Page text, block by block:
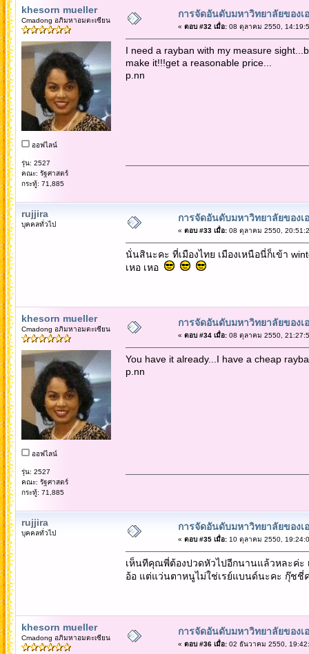
khesorn mueller
Cmadong อภิมหาอมตะเซียน
ออฟไลน์
รุ่น: 2527
คณะ: รัฐศาสตร์
กระทู้: 71,885
การจัดอันดับมหาวิทยาลัยของเ
« ตอบ #32 เมื่อ:08 ตุลาคม 2550,
I need a rayban with my measure
make it!!!get a reasonable price...
p.nn
rujjira
บุคคลทั่วไป
การจัดอันดับมหาวิทยาลัยของเ
« ตอบ #33 เมื่อ:08 ตุลาคม 2550,
นั่นสินะคะ ที่เมืองไทย เมืองเหนือนี่ก็เข้า
เหอ เหอ
khesorn mueller
Cmadong อภิมหาอมตะเซียน
ออฟไลน์
รุ่น: 2527
คณะ: รัฐศาสตร์
กระทู้: 71,885
การจัดอันดับมหาวิทยาลัยของเ
« ตอบ #34 เมื่อ:08 ตุลาคม 2550,
You have it already...I have a cheap
p.nn
rujjira
บุคคลทั่วไป
การจัดอันดับมหาวิทยาลัยของเ
« ตอบ #35 เมื่อ:10 ตุลาคม 2550,
เห็นทีคุณพี่ต้องปวดหัวไปอีกนานแล้วหละค่ะ
อ้อ แต่แว่นตาหนูไม่ใช่เรย์แบนด์นะคะ กุ๊ช
khesorn mueller
Cmadong อภิมหาอมตะเซียน
การจัดอันดับมหาวิทยาลัยของเ
« ตอบ #36 เมื่อ:02 ธันวาคม 2550,